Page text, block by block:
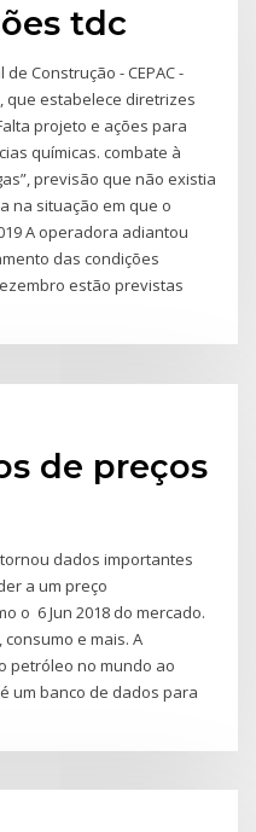
tdc
Construção - CEPAC -
que estabelece diretrizes
projeto e ações para
químicas. combate à
previsão que não existia
na situação em que o
A operadora adiantou
das condições
estão previstas
de preços
tornou dados importantes
a um preço
o 6 Jun 2018 do mercado.
e mais. A
petróleo no mundo ao
um banco de dados para